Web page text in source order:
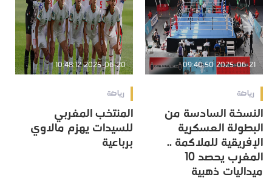
2025-06-21 09:40:50
رياضة
النسخة السادسة من
البطولة العسكرية
الإفريقية للملاكمة ..
المغرب يحصد 10
ميداليات ذهبية
2025-06-20 10:48:12
رياضة
المنتخب المغربي
للسيدات يهزم مالاوي
برباعية